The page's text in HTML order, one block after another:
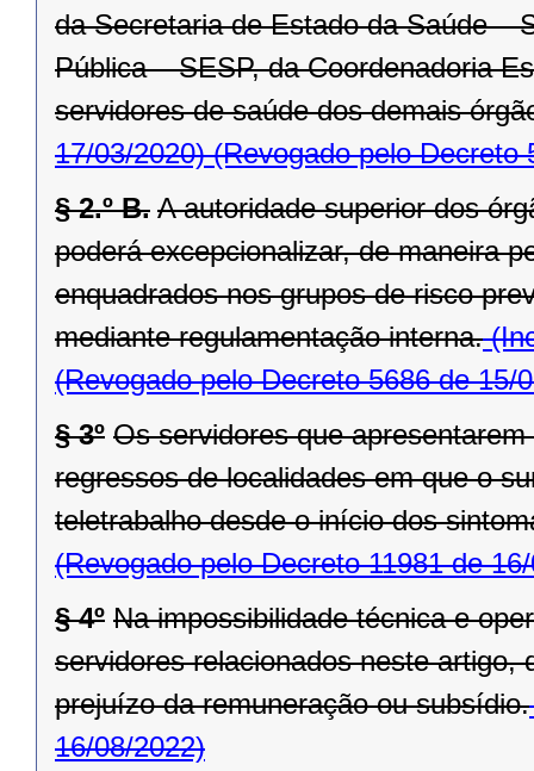
da Secretaria de Estado da Saúde –
Pública – SESP, da Coordenadoria
servidores de saúde dos demais
17/03/2020)(Revogado pelo Decreto
§ 2.º B. A autoridade superior dos
poderá excepcionalizar, de maneira
enquadrados nos grupos de risco
mediante regulamentação interna.
(Revogado pelo Decreto 5686 de 15/
§ 3º Os servidores que
regressos de localidades em que o
teletrabalho desde o início dos
(Revogado pelo Decreto 11981 de
§ 4º Na impossibilidade técnica e
servidores relacionados neste artigo,
prejuízo da remuneração ou subsídio.
16/08/2022)